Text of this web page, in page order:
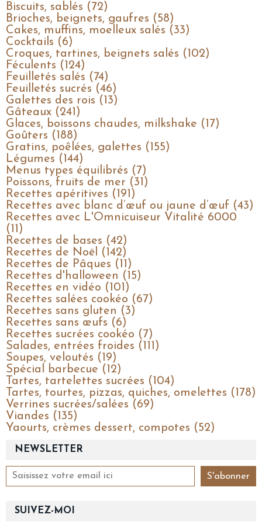
NEWSLETTER
SUIVEZ-MOI
Biscuits, sablés (72)
Brioches, beignets, gaufres (58)
Cakes, muffins, moelleux salés (33)
Cocktails (6)
Croques, tartines, beignets salés (102)
Féculents (124)
Feuilletés salés (74)
Feuilletés sucrés (46)
Galettes des rois (13)
Gâteaux (241)
Glaces, boissons chaudes, milkshake (17)
Goûters (188)
Gratins, poêlées, galettes (155)
Légumes (144)
Menus types équilibrés (7)
Poissons, fruits de mer (31)
Recettes apéritives (191)
Recettes avec blanc d’œuf ou jaune d’œuf (43)
Recettes avec L'Omnicuiseur Vitalité 6000
(11)
Recettes de bases (42)
Recettes de Noël (142)
Recettes de Pâques (11)
Recettes d'halloween (15)
Recettes en vidéo (101)
Recettes salées cookéo (67)
Recettes sans gluten (3)
Recettes sans œufs (6)
Recettes sucrées cookéo (7)
Salades, entrées froides (111)
Soupes, veloutés (19)
Spécial barbecue (12)
Tartes, tartelettes sucrées (104)
Tartes, tourtes, pizzas, quiches, omelettes (178)
Verrines sucrées/salées (69)
Viandes (135)
Yaourts, crèmes dessert, compotes (52)